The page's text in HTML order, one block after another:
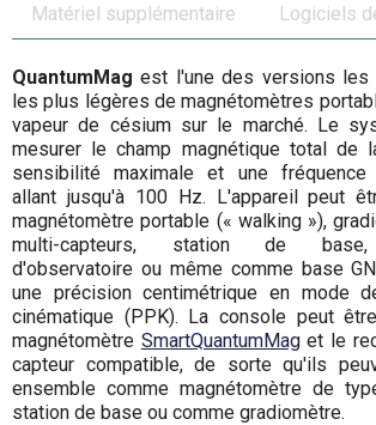
Matériel supplémentaire Logiciels
QuantumMag est l'une des versions les
les plus légères de magnétomètres
vapeur de césium sur le marché. Le
mesurer le champ magnétique total de
sensibilité maximale et une fréquence
allant jusqu'à 100 Hz. L'appareil peut
magnétomètre portable (« walking »),
multi-capteurs, station de base,
d'observatoire ou même comme base
une précision centimétrique en mode
cinématique (PPK). La console peut
magnétomètre SmartQuantumMaget le
capteur compatible, de sorte qu'ils
ensemble comme magnétomètre de
station de base ou comme gradiomètre.